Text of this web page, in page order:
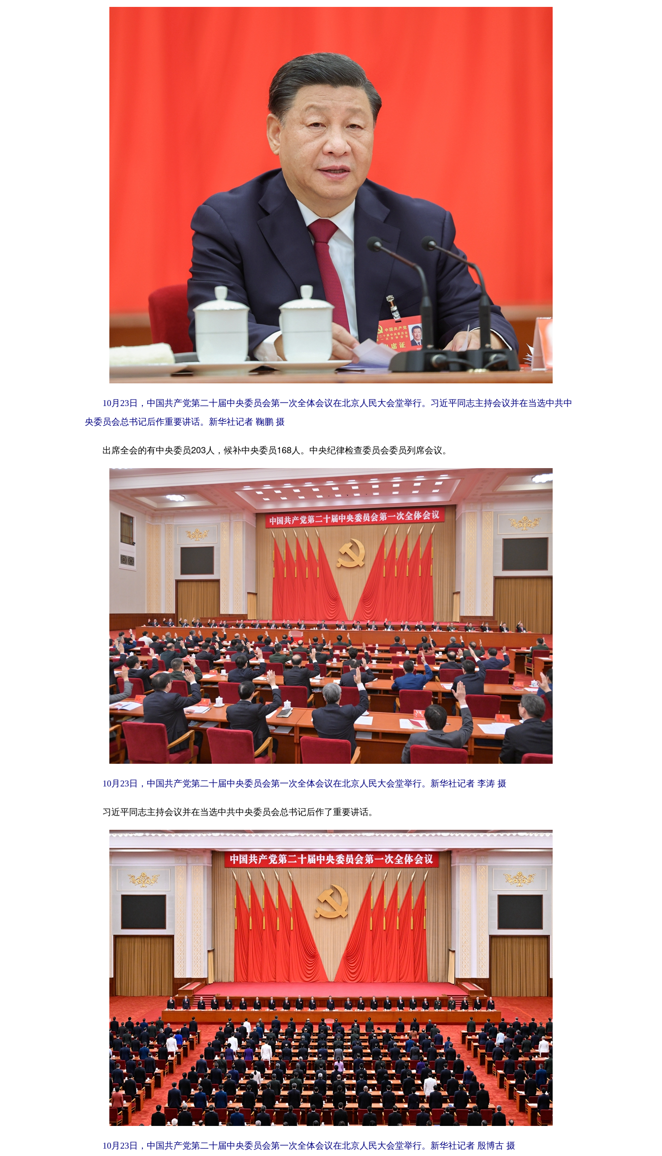
10月23日，中国共产党第二十届中央委员会第一次全体会议在北京人民大会堂举行。习近平同志主持会议并在当选中共中
央委员会总书记后作重要讲话。新华社记者 鞠鹏 摄
出席全会的有中央委员203人，候补中央委员168人。中央纪律检查委员会委员列席会议。
10月23日，中国共产党第二十届中央委员会第一次全体会议在北京人民大会堂举行。新华社记者 李涛 摄
习近平同志主持会议并在当选中共中央委员会总书记后作了重要讲话。
10月23日，中国共产党第二十届中央委员会第一次全体会议在北京人民大会堂举行。新华社记者 殷博古 摄